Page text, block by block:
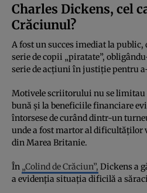
Charles Dickens, cel
Crăciunul?
A fost un succes imediat la public,
serie de copii „piratate”,
serie de acțiuni în justiție pentru
Motivele scriitorului nu se limitau
bună și la beneficiile financiare
întorsese de curând dintr-un
unde a fost martor al dificultăților
din Marea Britanie.
În „Colind de Crăciun”, Dickens a
a evidenția situația dificilă a